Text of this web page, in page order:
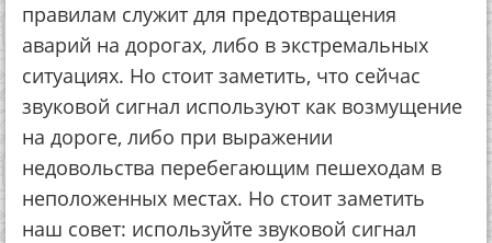
правилам служит для предотвращения
аварий на дорогах, либо в экстремальных
ситуациях. Но стоит заметить, что сейчас
звуковой сигнал используют как возмущение
на дороге, либо при выражении
недовольства перебегающим пешеходам в
неположенных местах. Но стоит заметить
наш совет: используйте звуковой сигнал